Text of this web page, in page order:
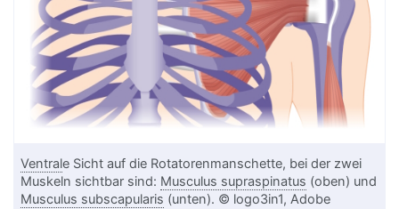
Ventrale Sicht auf die Rotatorenmanschette, bei der zwei
Muskeln sichtbar sind: Musculus supraspinatus (oben) und
Musculus subscapularis (unten). © logo3in1, Adobe